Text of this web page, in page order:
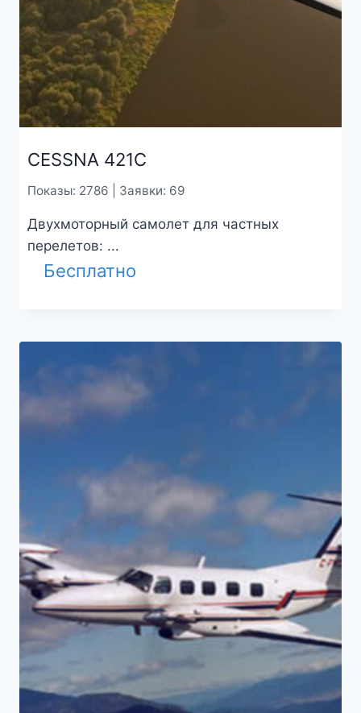
CESSNA 421C
Показы: 2786 | Заявки: 69
Двухмоторный самолет для частных
перелетов: ...
Бесплатно